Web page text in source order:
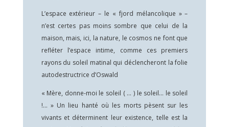
L’espace extérieur – le « fjord mélancolique » –
n’est certes pas moins sombre que celui de la
maison, mais, ici, la nature, le cosmos ne font que
refléter l’espace intime, comme ces premiers
rayons du soleil matinal qui déclencheront la folie
autodestructrice d’Oswald
« Mère, donne-moi le soleil ( … ) le soleil… le soleil
!… » Un lieu hanté où les morts pèsent sur les
vivants et déterminent leur existence, telle est la